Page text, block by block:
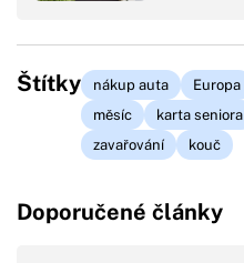
Štítky nákup auta Europa
měsíc
karta seniora
zavařování
kouč
Doporučené články